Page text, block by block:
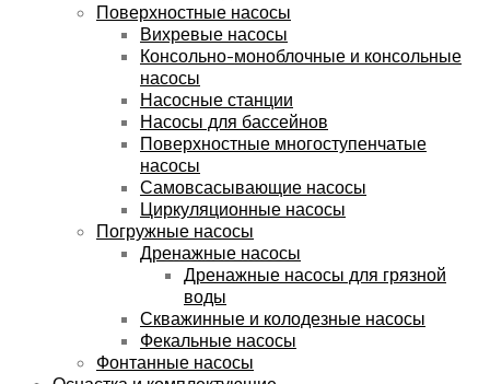
Поверхностные насосы
Вихревые насосы
Консольно-моноблочные и консольные
насосы
Насосные станции
Насосы для бассейнов
Поверхностные многоступенчатые
насосы
Самовсасывающие насосы
Циркуляционные насосы
Погружные насосы
Дренажные насосы
Дренажные насосы для грязной
воды
Скважинные и колодезные насосы
Фекальные насосы
Фонтанные насосы